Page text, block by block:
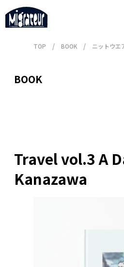
TOP BOOK ニットウエ
BOOK
Travel vol.3 A
Kanazawa